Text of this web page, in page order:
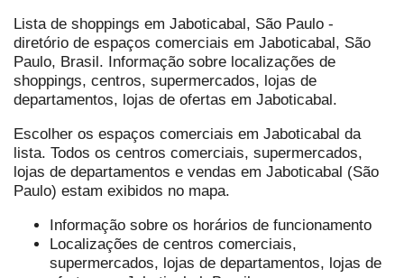
Lista de shoppings em Jaboticabal, São Paulo -
diretório de espaços comerciais em Jaboticabal, São
Paulo, Brasil. Informação sobre localizações de
shoppings, centros, supermercados, lojas de
departamentos, lojas de ofertas em Jaboticabal.
Escolher os espaços comerciais em Jaboticabal da
lista. Todos os centros comerciais, supermercados,
lojas de departamentos e vendas em Jaboticabal (São
Paulo) estam exibidos no mapa.
Informação sobre os horários de funcionamento
Localizações de centros comerciais,
supermercados, lojas de departamentos, lojas de